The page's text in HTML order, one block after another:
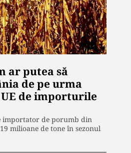
ar putea să
de pe urma
de importurile
importator de porumb din
milioane de tone în sezonul